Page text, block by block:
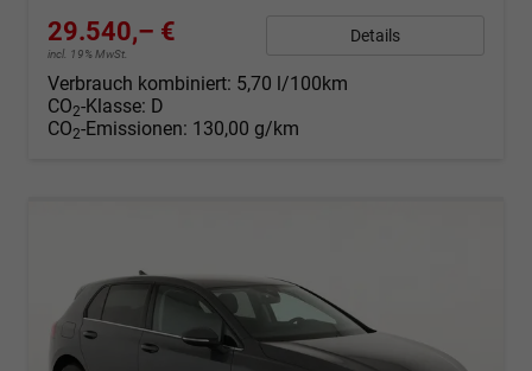
29.540,– €
incl. 19% MwSt.
Details
Verbrauch kombiniert: 5,70 l/100km
CO2-Klasse: D
CO2-Emissionen: 130,00 g/km